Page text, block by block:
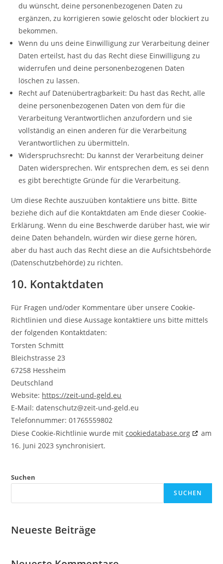
du wünscht, deine personenbezogenen Daten zu
ergänzen, zu korrigieren sowie gelöscht oder blockiert zu
bekommen.
Wenn du uns deine Einwilligung zur Verarbeitung deiner
Daten erteilst, hast du das Recht diese Einwilligung zu
widerrufen und deine personenbezogenen Daten
löschen zu lassen.
Recht auf Datenübertragbarkeit: Du hast das Recht, alle
deine personenbezogenen Daten von dem für die
Verarbeitung Verantwortlichen anzufordern und sie
vollständig an einen anderen für die Verarbeitung
Verantwortlichen zu übermitteln.
Widerspruchsrecht: Du kannst der Verarbeitung deiner
Daten widersprechen. Wir entsprechen dem, es sei denn
es gibt berechtigte Gründe für die Verarbeitung.
Um diese Rechte auszuüben kontaktiere uns bitte. Bitte
beziehe dich auf die Kontaktdaten am Ende dieser Cookie-
Erklärung. Wenn du eine Beschwerde darüber hast, wie wir
deine Daten behandeln, würden wir diese gerne hören,
aber du hast auch das Recht diese an die Aufsichtsbehörde
(Datenschutzbehörde) zu richten.
10. Kontaktdaten
Für Fragen und/oder Kommentare über unsere Cookie-
Richtlinien und diese Aussage kontaktiere uns bitte mittels
der folgenden Kontaktdaten:
Torsten Schmitt
Bleichstrasse 23
67258 Hessheim
Deutschland
Website: https://zeit-und-geld.eu
E-Mail:datenschutz@zeit-und-geld.eu
Telefonnummer: 01765559802
Diese Cookie-Richtlinie wurde mitcookiedatabase.org
am
16. Juni 2023 synchronisiert.
Suchen
SUCHEN
Neueste Beiträge